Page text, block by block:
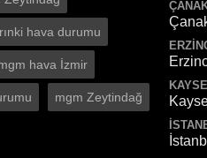
hava durumu
hava İzmir
mgm Zeytindağ